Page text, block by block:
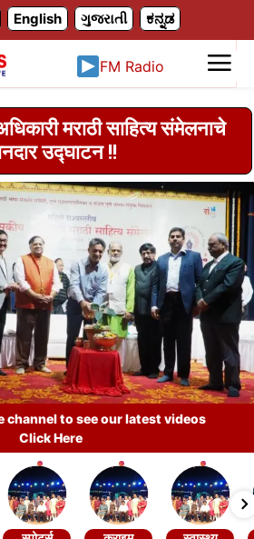
English ગુજરાતી ಕನ್ನಡ
FM Radio
मराठी साहित्य संमेलनाचे
उद्घाटन !!
channel to see our latest videos
Click Here